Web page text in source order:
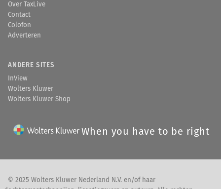
Over TaxLive
Contact
Colofon
Adverteren
ANDERE SITES
InView
Wolters Kluwer
Wolters Kluwer Shop
When you have to be right
© 2025 Wolters Kluwer Nederland N.V. en/of haar